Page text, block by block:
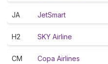
JA JetSmart
H2 SKY Airline
CM Copa Airlines